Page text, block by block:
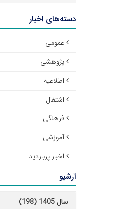
دسته‌های اخبار
عمومی
پژوهشی
اطلاعیه
اشتغال
فرهنگی
آموزشی
اخبار پربازدید
آرشیو
سال 1405 (198)